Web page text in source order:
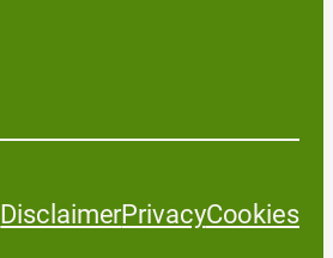
DisclaimerPrivacyCookies